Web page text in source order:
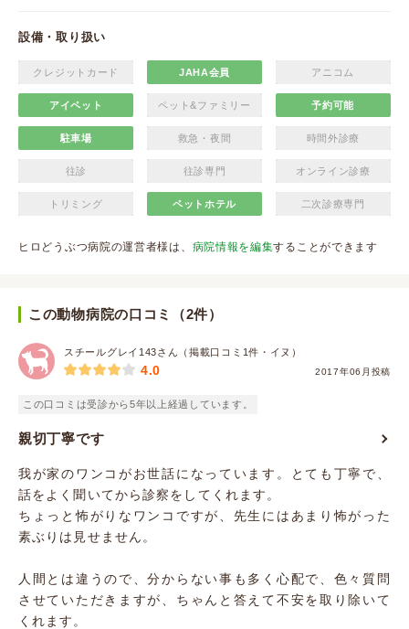
設備・取り扱い
クレジットカード JAHA会員 アニコム
アイペット ペット&ファミリー 予約可能
駐車場 救急・夜間 時間外診療
往診 往診専門 オンライン診療
トリミング ペットホテル 二次診療専門
ヒロどうぶつ病院の運営者様は、 病院情報を編集することができます
この動物病院の口コミ（2件）
スチールグレイ143さん（掲載口コミ1件・イヌ）
2017年06月投稿
4.0
この口コミは受診から5年以上経過しています。
親切丁寧です
我が家のワンコがお世話になっています。とても丁寧で、
話をよく聞いてから診察をしてくれます。
ちょっと怖がりなワンコですが、先生にはあまり怖がった
素ぶりは見せません。
人間とは違うので、分からない事も多く心配で、色々質問
させていただきますが、ちゃんと答えて不安を取り除いて
くれます。